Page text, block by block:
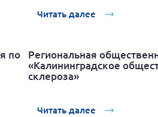
Читать далее
по Региональная
«Калининградское
склероза»
Читать далее